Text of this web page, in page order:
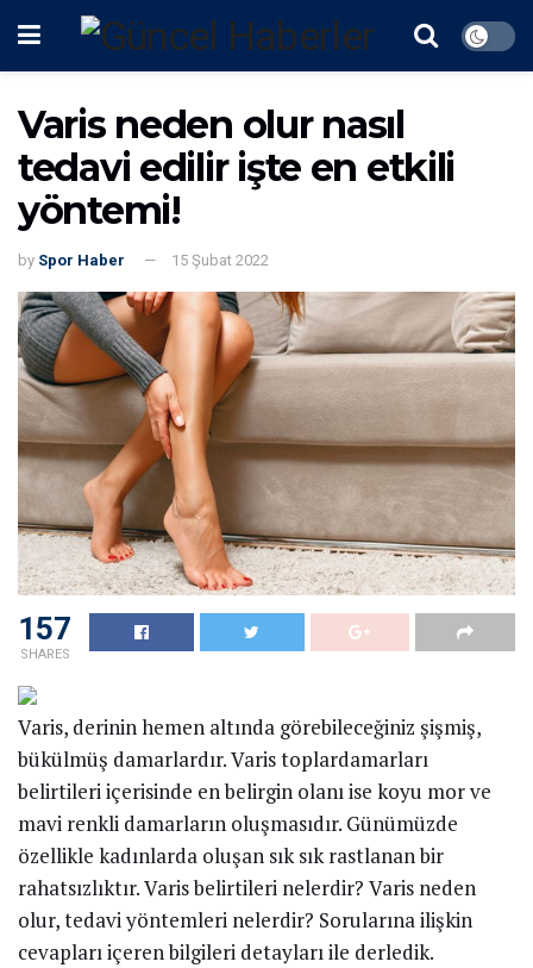
Varis neden olur nasıl
tedavi edilir işte en etkili
yöntemi!
by Spor Haber 15 Şubat 2022
157
SHARES
Varis, derinin hemen altında görebileceğiniz şişmiş,
bükülmüş damarlardır. Varis toplardamarları
belirtileri içerisinde en belirgin olanı ise koyu mor ve
mavi renkli damarların oluşmasıdır. Günümüzde
özellikle kadınlarda oluşan sık sık rastlanan bir
rahatsızlıktır. Varis belirtileri nelerdir? Varis neden
olur, tedavi yöntemleri nelerdir? Sorularına ilişkin
cevapları içeren bilgileri detayları ile derledik.